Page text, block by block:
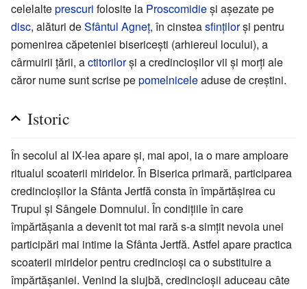
celelalteprescuri folosite la Proscomidieși așezate pe
disc, alături deSfântul Agneț, în cinsteasfințilorși pentru
pomenirea căpeteniei bisericești (arhiereul locului), a
cârmuirii țării, actitorilorși a credincioșilor vii și morți ale
căror nume sunt scrise pepomelniceleaduse de creștini.
Istoric
În secolul al IX-lea apare și, mai apoi, ia o mare amploare
ritualul scoaterii miridelor. În Biserica primară, participarea
credincioșilor la Sfânta Jertfă consta în împărtășirea cu
Trupul și Sângele Domnului. În condițiile în care
împărtășania a devenit tot mai rară s-a simțit nevoia unei
participări mai intime la Sfânta Jertfă. Astfel apare practica
scoaterii miridelor pentru credincioși ca o substituire a
împărtășaniei. Venind la slujbă, credincioșii aduceau câte